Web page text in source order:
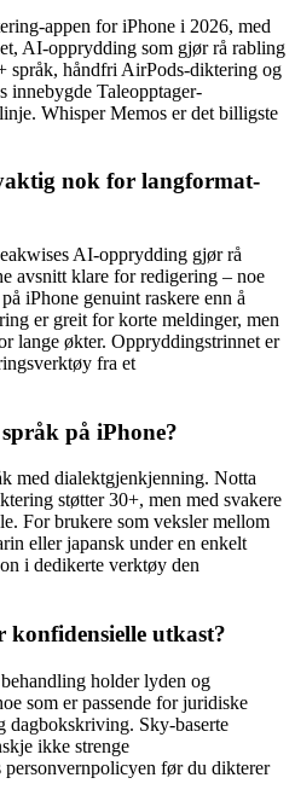
appen for iPhone i 2026, med
AI-opprydding som gjør rå rabling
språk, håndfri AirPods-diktering og
innebygde Taleopptager-
Whisper Memos er det billigste
nok for langformat-
AI-opprydding gjør rå
avsnitt klare for redigering – noe
iPhone genuint raskere enn å
er greit for korte meldinger, men
lange økter. Oppryddingstrinnet er
fra et
på iPhone?
med dialektgjenkjenning. Notta
støtter 30+, men med svakere
For brukere som veksler mellom
eller japansk under en enkelt
i dedikerte verktøy den
utkast?
holder lyden og
som er passende for juridiske
dagbokskriving. Sky-baserte
ikke strenge
personvernpolicyen før du dikterer